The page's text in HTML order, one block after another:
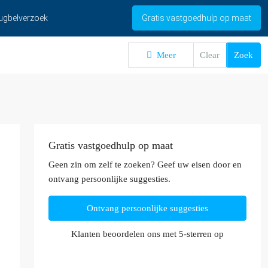
Gratis vastgoedhulp op maat
Meer Clear Zoek
Gratis vastgoedhulp op maat
Geen zin om zelf te zoeken? Geef uw eisen door en
ontvang persoonlijke suggesties.
Ontvang persoonlijke suggesties
Klanten beoordelen ons met 5-sterren op